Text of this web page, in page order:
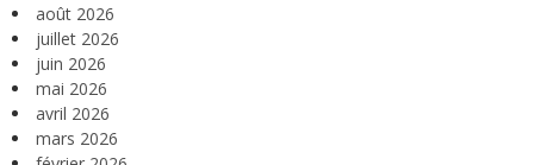
août 2026
juillet 2026
juin 2026
mai 2026
avril 2026
mars 2026